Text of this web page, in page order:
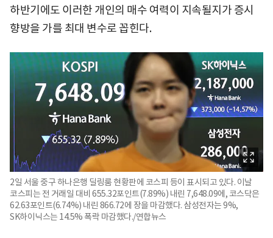
하반기에도 이러한 개인의 매수 여력이 지속될지가 증시
향방을 가를 최대 변수로 꼽힌다.
2일 서울 중구 하나은행 딜링룸 현황판에 코스피 등이 표시되고 있다. 이날
코스피는 전 거래일 대비 655.32포인트(7.89%) 내린 7,648.09에, 코스닥은
62.63포인트(6.74%) 내린 866.72에 장을 마감했다. 삼성전자는 9%,
SK하이닉스는 14.5% 폭락 마감했다./연합뉴스